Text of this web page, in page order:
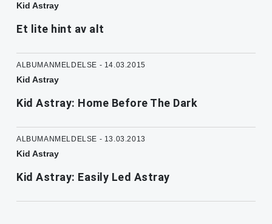
Kid Astray
Et lite hint av alt
ALBUMANMELDELSE - 14.03.2015
Kid Astray
Kid Astray: Home Before The Dark
ALBUMANMELDELSE - 13.03.2013
Kid Astray
Kid Astray: Easily Led Astray